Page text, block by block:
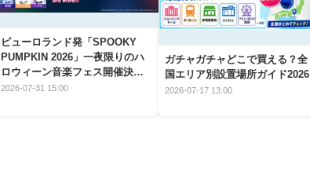
ピューロランド発「SPOOKY
PUMPKIN 2026」一夜限りのハ
ロウィーン音楽フェス開催決
定！
2026-07-31 15:00
ガチャガチャどこで買える？全
国エリア別設置場所ガイド2026
2026-07-17 13:00